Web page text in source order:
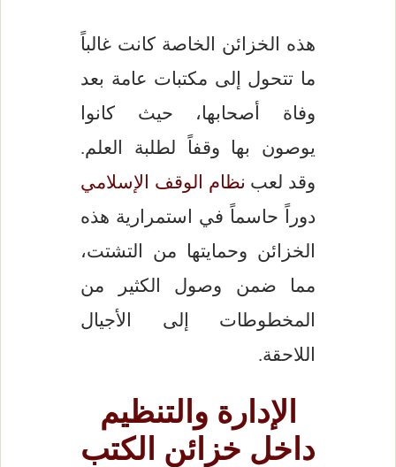
هذه الخزائن الخاصة كانت غالباً
ما تتحول إلى مكتبات عامة بعد
وفاة أصحابها، حيث كانوا
يوصون بها وقفاً لطلبة العلم.
وقد لعب نظام الوقف الإسلامي
دوراً حاسماً في استمرارية هذه
الخزائن وحمايتها من التشتت،
مما ضمن وصول الكثير من
المخطوطات إلى الأجيال
اللاحقة.
الإدارة والتنظيم
داخل خزائن الكتب